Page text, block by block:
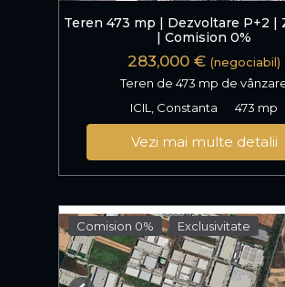
Teren 473 mp | Dezvoltare P+2 |
| Comision 0%
283,000 € (negociabil)
Teren de 473 mp de
ICIL, Constanta
473 mp
Vezi mai multe detalii
Comision 0% Exclusivitate